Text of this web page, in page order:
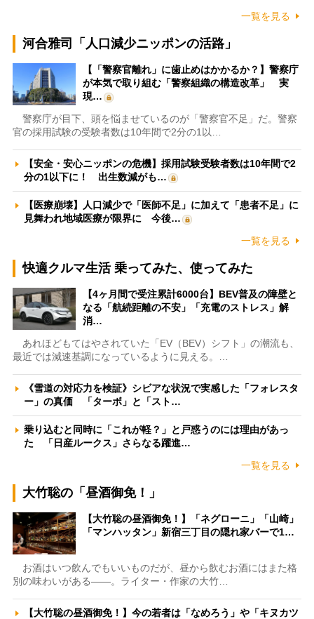
一覧を見る
河合雅司「人口減少ニッポンの活路」
【「警察官離れ」に歯止めはかかるか？】警察庁
が本気で取り組む「警察組織の構造改革」 実
現…
警察庁が目下、頭を悩ませているのが「警察官不足」だ。警察
官の採用試験の受験者数は10年間で2分の1以…
【安全・安心ニッポンの危機】採用試験受験者数は10年間で2
分の1以下に！ 出生数減がも…
【医療崩壊】人口減少で「医師不足」に加えて「患者不足」に
見舞われ地域医療が限界に 今後…
一覧を見る
快適クルマ生活 乗ってみた、使ってみた
【4ヶ月間で受注累計6000台】BEV普及の障壁と
なる「航続距離の不安」「充電のストレス」解
消…
あれほどもてはやされていた「EV（BEV）シフト」の潮流も、
最近では減速基調になっているように見える。…
《雪道の対応力を検証》シビアな状況で実感した「フォレスタ
ー」の真価 「ターボ」と「スト…
乗り込むと同時に「これが軽？」と戸惑うのには理由があっ
た 「日産ルークス」さらなる躍進…
一覧を見る
大竹聡の「昼酒御免！」
【大竹聡の昼酒御免！】「ネグローニ」「山崎」
「マンハッタン」新宿三丁目の隠れ家バーで1…
お酒はいつ飲んでもいいものだが、昼から飲むお酒にはまた格
別の味わいがある――。ライター・作家の大竹…
【大竹聡の昼酒御免！】今の若者は「なめろう」や「キヌカツ